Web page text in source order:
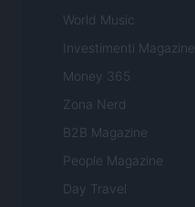
World Music
Investimenti Magazine
Money 365
Zona Nerd
B2B Magazine
People Magazine
Day Travel